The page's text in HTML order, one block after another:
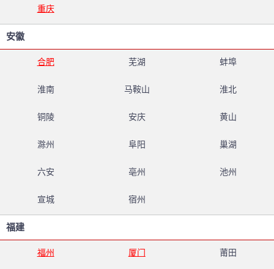
重庆
安徽
合肥 芜湖 蚌埠
淮南 马鞍山 淮北
铜陵 安庆 黄山
滁州 阜阳 巢湖
六安 亳州 池州
宣城 宿州
福建
福州 厦门 莆田